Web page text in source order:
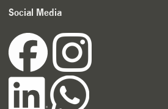
Social Media